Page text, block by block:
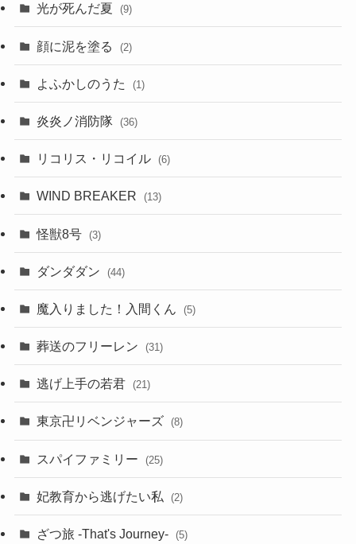
光が死んだ夏 (9)
顔に泥を塗る (2)
よふかしのうた (1)
炎炎ノ消防隊 (36)
リコリス・リコイル (6)
WIND BREAKER (13)
怪獣8号 (3)
ダンダダン (44)
魔入りました！入間くん (5)
葬送のフリーレン (31)
逃げ上手の若君 (21)
東京卍リベンジャーズ (8)
スパイファミリー (25)
妃教育から逃げたい私 (2)
ざつ旅 -That's Journey- (5)